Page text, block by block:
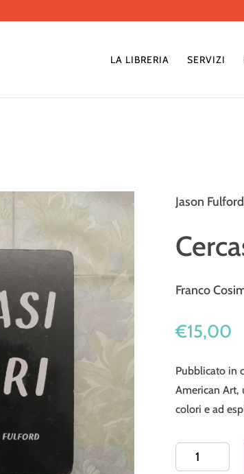
LA LIBRERIA SERVIZI
Jason
Franco
€15,00
Pubblicato in
American Art,
colori e ad
Cercasi